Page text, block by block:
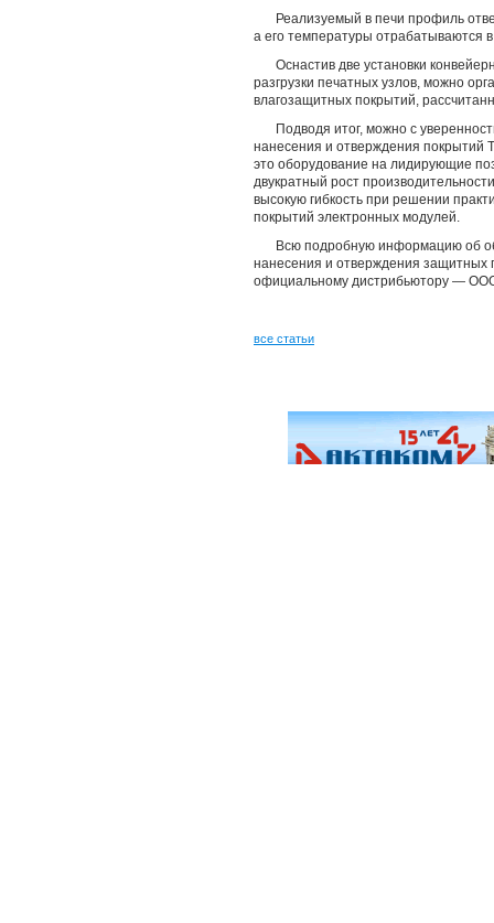
Реализуемый в печи профиль
а его температуры отрабатываются
Оснастив две установки
разгрузки печатных узлов, можно
влагозащитных покрытий,
Подводя итог, можно с
нанесения и отверждения покрытий
это оборудование на лидирующие
двукратный рост
высокую гибкость при решении
покрытий электронных модулей.
Всю подробную информацию об
нанесения и отверждения защитных
официальному дистрибьютору —
все статьи